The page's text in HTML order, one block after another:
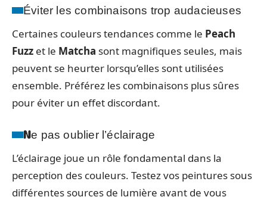
Éviter les combinaisons trop audacieuses
Certaines couleurs tendances comme le Peach
Fuzz et le Matcha sont magnifiques seules, mais
peuvent se heurter lorsqu’elles sont utilisées
ensemble. Préférez les combinaisons plus sûres
pour éviter un effet discordant.
Ne pas oublier l’éclairage
L’éclairage joue un rôle fondamental dans la
perception des couleurs. Testez vos peintures sous
différentes sources de lumière avant de vous